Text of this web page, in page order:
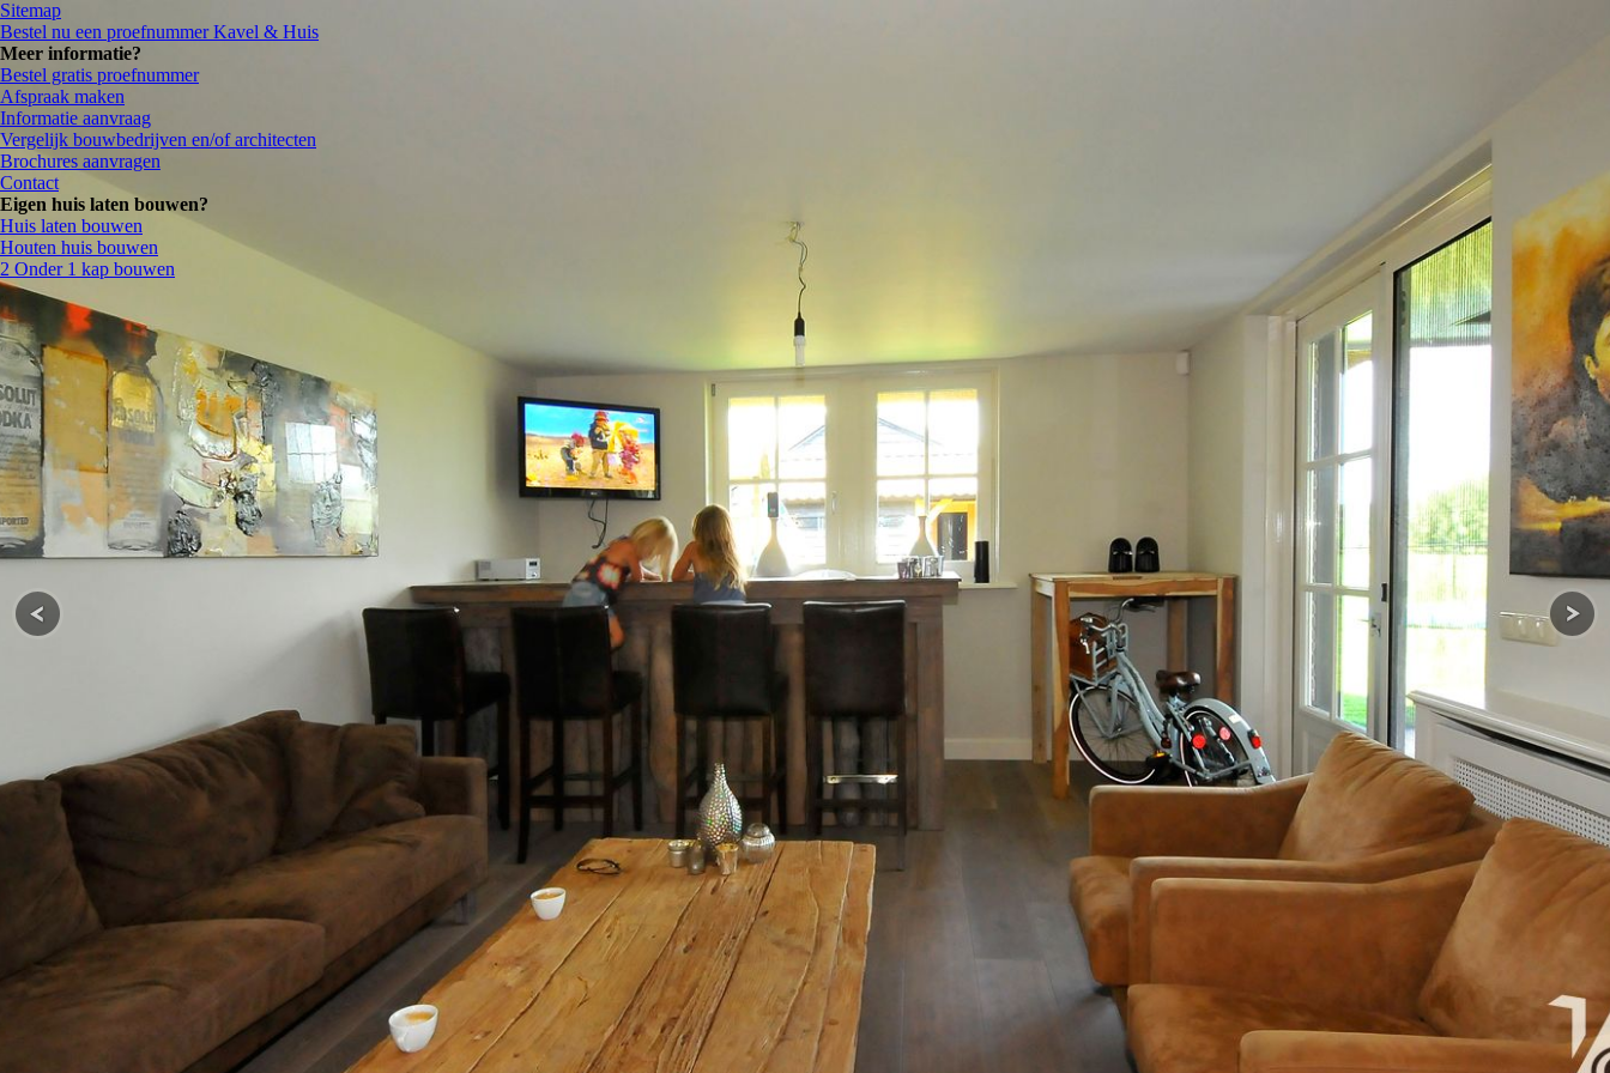
Sitemap
Bestel nu een proefnummer Kavel & Huis
Meer informatie?
Bestel gratis proefnummer
Afspraak maken
Informatie aanvraag
Vergelijk bouwbedrijven en/of architecten
Brochures aanvragen
Contact
Eigen huis laten bouwen?
Huis laten bouwen
Houten huis bouwen
2 Onder 1 kap bouwen